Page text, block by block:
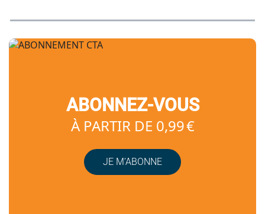
ABONNEZ-VOUS
À PARTIR DE 0,99 €
JE M’ABONNE